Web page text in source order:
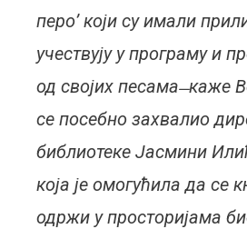
перо’ који су имали
учествују у програму и
од својих песама ̶ каже
се посебно захвалио
библиотеке Јасмини
која је омогућила да се
одржи у просторијама